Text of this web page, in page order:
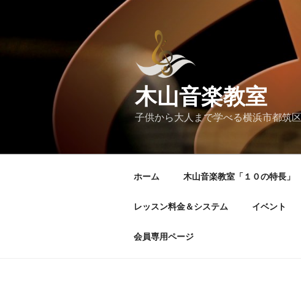
木山音楽教室
子供から大人まで学べる横浜市都筑
ホーム 木山音楽教室「１０の特長」
レッスン料金＆システム イベント
会員専用ページ